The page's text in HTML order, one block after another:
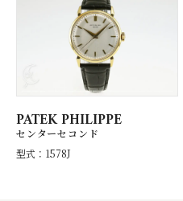
PATEK PHILIPPE
センターセコンド
型式：1578J